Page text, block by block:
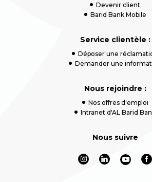
Devenir client
Barid Bank Mobile
Service clientèle :
Déposer une
Demander une
Nous rejoindre :
Nos offres d'emploi
Intranet d'AL Barid
Nous suivre